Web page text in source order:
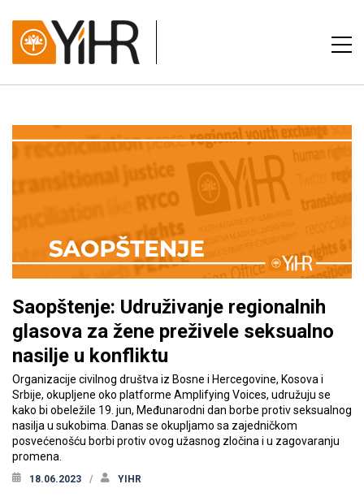
Saopštenje: Udruživanje regionalnih
glasova za žene preživele seksualno
nasilje u konfliktu
Organizacije civilnog društva iz Bosne i Hercegovine, Kosova i
Srbije, okupljene oko platforme Amplifying Voices, udružuju se
kako bi obeležile 19. jun, Međunarodni dan borbe protiv seksualnog
nasilja u sukobima. Danas se okupljamo sa zajedničkom
posvećenošću borbi protiv ovog užasnog zločina i u zagovaranju
promena.
18.06.2023 YIHR